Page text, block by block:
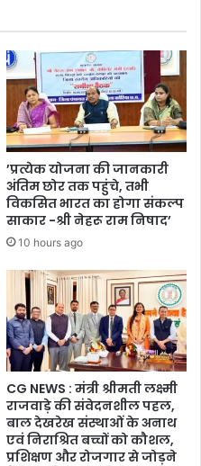
’प्रत्येक योजना की जानकारी
अंतिम छोर तक पहुंचे, तभी
विकसित भारत का होगा संकल्प
साकार -श्री नेहरू राम निषाद’
10 hours ago
CG NEWS : मंत्री श्रीमती लक्ष्मी
राजवाड़े की संवेदनशील पहल,
बाल देखरेख संस्थाओं के अनाथ
एवं निराश्रित बच्चों को कौशल,
प्रशिक्षण और रोजगार से जोड़ने